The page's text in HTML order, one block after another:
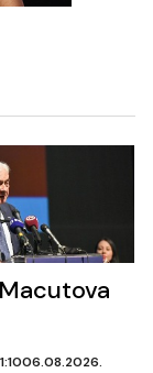
06.08.2026.